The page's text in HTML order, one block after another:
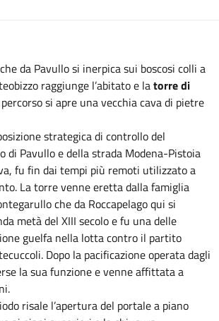
da Pavullo si inerpica sui boscosi colli a
raggiunge l’abitato e latorre di
si apre una vecchia cava di pietre
strategica di controllo del
di Pavullo e della strada Modena-Pistoia
fu fin dai tempi più remoti utilizzato a
La torre venne eretta dalla famiglia
che da Roccapelago qui si
metà del XIII secolo e fu una delle
guelfa nella lotta contro il partito
Dopo la pacificazione operata dagli
la sua funzione e venne affittata a
risale l’apertura del portale a piano